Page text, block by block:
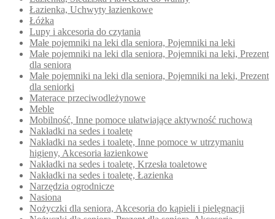
Łazienka, Uchwyty łazienkowe
Łóżka
Lupy i akcesoria do czytania
Małe pojemniki na leki dla seniora, Pojemniki na leki
Małe pojemniki na leki dla seniora, Pojemniki na leki, Prezent
dla seniora
Małe pojemniki na leki dla seniora, Pojemniki na leki, Prezent
dla seniorki
Materace przeciwodleżynowe
Meble
Mobilność, Inne pomoce ułatwiające aktywność ruchową
Nakładki na sedes i toaletę
Nakładki na sedes i toaletę, Inne pomoce w utrzymaniu
higieny, Akcesoria łazienkowe
Nakładki na sedes i toaletę, Krzesła toaletowe
Nakładki na sedes i toaletę, Łazienka
Narzędzia ogrodnicze
Nasiona
Nożyczki dla seniora, Akcesoria do kąpieli i pielęgnacji